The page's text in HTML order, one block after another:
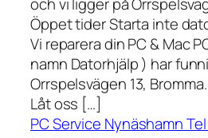
och vi ligger på
Öppet tider Starta inte
Vi reparera din PC & Mac
namn Datorhjälp ) har
Orrspelsvägen 13,
Låt oss […]
PC Service Nynäshamn